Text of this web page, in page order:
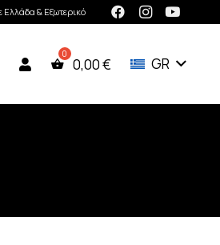
Ελλάδα & Εξωτερικό
0,00€ GR